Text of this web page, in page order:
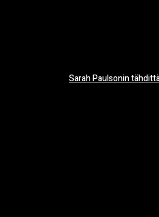
Sarah Paulsonin